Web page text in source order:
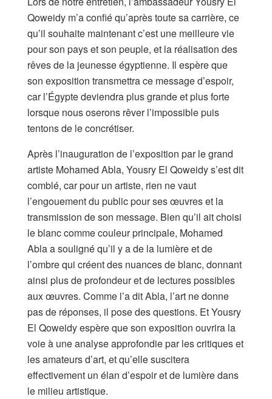
Qoweidy m’a confié qu’après toute sa carrière, ce
qu’il souhaite maintenant c’est une meilleure vie
pour son pays et son peuple, et la réalisation des
rêves de la jeunesse égyptienne. Il espère que
son exposition transmettra ce message d’espoir,
car l’Égypte deviendra plus grande et plus forte
lorsque nous oserons rêver l’impossible puis
tentons de le concrétiser.
Après l’inauguration de l’exposition par le grand
artiste Mohamed Abla, Yousry El Qoweidy s’est dit
comblé, car pour un artiste, rien ne vaut
l’engouement du public pour ses œuvres et la
transmission de son message. Bien qu’il ait choisi
le blanc comme couleur principale, Mohamed
Abla a souligné qu’il y a de la lumière et de
l’ombre qui créent des nuances de blanc, donnant
ainsi plus de profondeur et de lectures possibles
aux œuvres. Comme l’a dit Abla, l’art ne donne
pas de réponses, il pose des questions. Et Yousry
El Qoweidy espère que son exposition ouvrira la
voie à une analyse approfondie par les critiques et
les amateurs d’art, et qu’elle suscitera
effectivement un élan d’espoir et de lumière dans
le milieu artistique.